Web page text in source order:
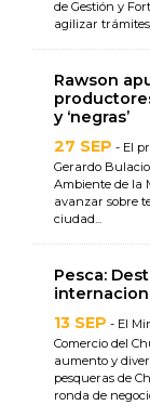
de Gestión y
agilizar
Rawson
y ‘negras’
27 SEP - El
Gerardo
Ambiente de la
avanzar sobre
ciudad...
Pesca:
13 SEP - El
Comercio del
aumento y
pesqueras de
ronda de